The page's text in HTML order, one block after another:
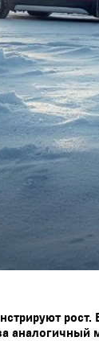
аналогичный